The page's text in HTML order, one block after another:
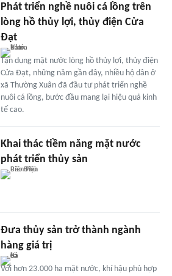
Phát triển nghề nuôi cá lồng trên
lòng hồ thủy lợi, thủy điện Cửa
Đạt
Tận dụng mặt nước lòng hồ thủy lợi, thủy điện
Cửa Đạt, những năm gần đây, nhiều hộ dân ở
xã Thường Xuân đã đầu tư phát triển nghề
nuôi cá lồng, bước đầu mang lại hiệu quả kinh
tế cao.
Khai thác tiềm năng mặt nước
phát triển thủy sản
Đưa thủy sản trở thành ngành
hàng giá trị
Với hơn 23.000 ha mặt nước, khí hậu phù hợp